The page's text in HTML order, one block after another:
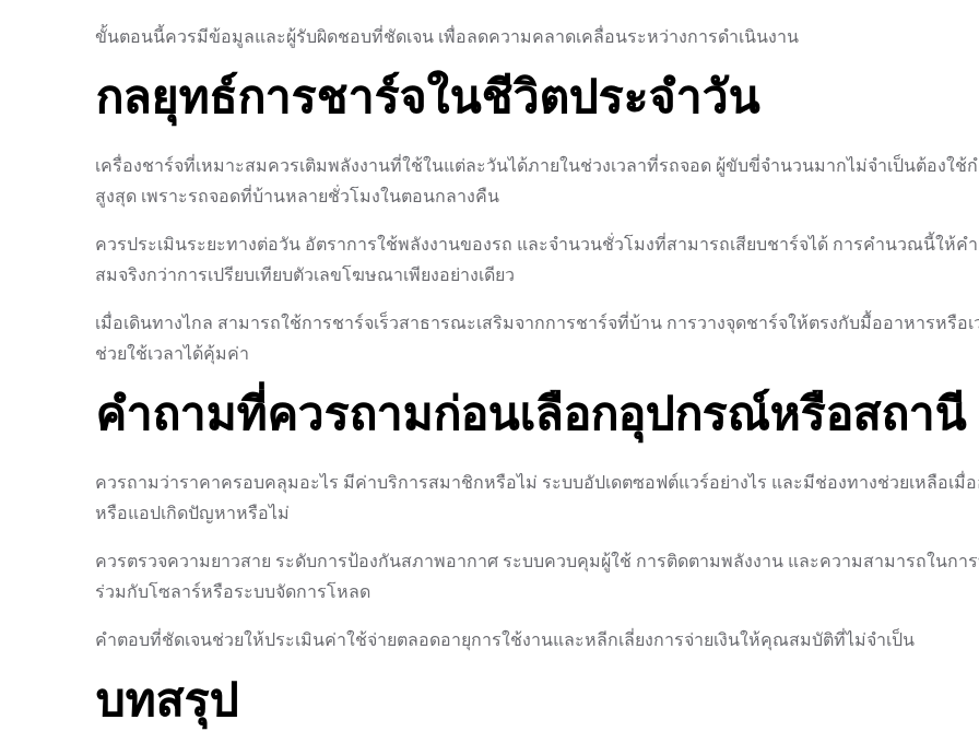
ขั้นตอนนี้ควรมีข้อมูลและผู้รับผิดชอบที่ชัดเจน เพื่อลดความคลาดเคลื่อนระหว่างการดำเนินงาน
กลยุทธ์การชาร์จในชีวิตประจำวัน
เครื่องชาร์จที่เหมาะสมควรเติมพลังงานที่ใช้ในแต่ละวันได้ภายในช่วงเวลาที่รถจอด ผู้ขับขี่จำนวนมากไม่จำเป็นต้องใช้
สูงสุด เพราะรถจอดที่บ้านหลายชั่วโมงในตอนกลางคืน
ควรประเมินระยะทางต่อวัน อัตราการใช้พลังงานของรถ และจำนวนชั่วโมงที่สามารถเสียบชาร์จได้ การคำนวณนี้ให้ค
สมจริงกว่าการเปรียบเทียบตัวเลขโฆษณาเพียงอย่างเดียว
เมื่อเดินทางไกล สามารถใช้การชาร์จเร็วสาธารณะเสริมจากการชาร์จที่บ้าน การวางจุดชาร์จให้ตรงกับมื้ออาหารหรือ
ช่วยใช้เวลาได้คุ้มค่า
คำถามที่ควรถามก่อนเลือกอุปกรณ์หรือสถานี
ควรถามว่าราคาครอบคลุมอะไร มีค่าบริการสมาชิกหรือไม่ ระบบอัปเดตซอฟต์แวร์อย่างไร และมีช่องทางช่วยเหลือเมื่
หรือแอปเกิดปัญหาหรือไม่
ควรตรวจความยาวสาย ระดับการป้องกันสภาพอากาศ ระบบควบคุมผู้ใช้ การติดตามพลังงาน และความสามารถในกา
ร่วมกับโซลาร์หรือระบบจัดการโหลด
คำตอบที่ชัดเจนช่วยให้ประเมินค่าใช้จ่ายตลอดอายุการใช้งานและหลีกเลี่ยงการจ่ายเงินให้คุณสมบัติที่ไม่จำเป็น
บทสรุป